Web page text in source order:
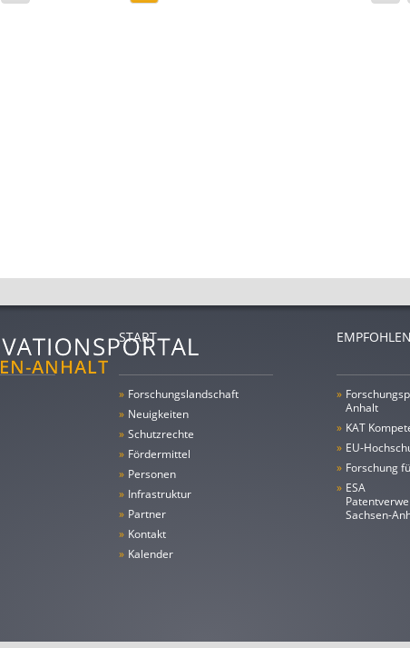
START
» Forschungs­landschaft
» Neuigkeiten
» Schutzrechte
» Fördermittel
» Personen
» Infrastruktur
» Partner
» Kontakt
» Kalender
»
Anhalt
» KAT
» EU-
» Forschung
» ESA
Sachsen-